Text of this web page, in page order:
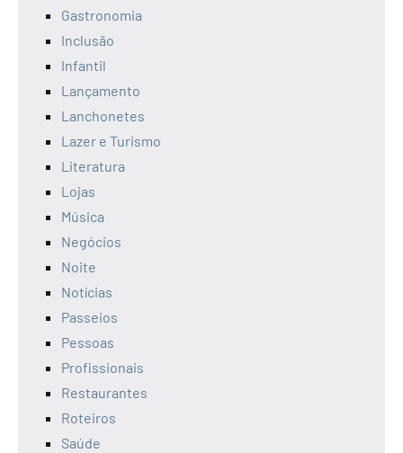
Gastronomia
Inclusão
Infantil
Lançamento
Lanchonetes
Lazer e Turismo
Literatura
Lojas
Música
Negócios
Noite
Notícias
Passeios
Pessoas
Profissionais
Restaurantes
Roteiros
Saúde